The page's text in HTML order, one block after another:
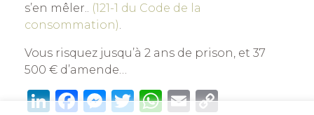
s’en mêler..
(121-1 du Code de la
consommation)
Vous risquez jusqu’à 2 ans de prison, et 37
500 € d’amende…
Li F
M T
W E